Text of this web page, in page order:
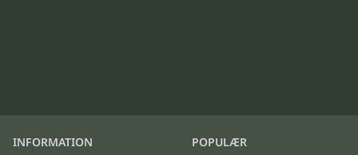
INFORMATION POPULÆR